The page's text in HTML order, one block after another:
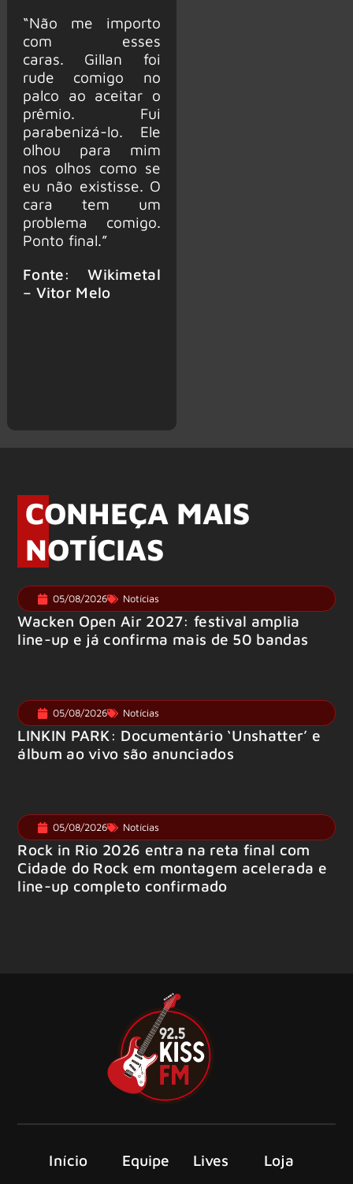
“Não me importo
com esses
caras. Gillan foi
rude comigo no
palco ao aceitar o
prêmio. Fui
parabenizá-lo. Ele
olhou para mim
nos olhos como se
eu não existisse. O
cara tem um
problema comigo.
Ponto final.”
Fonte: Wikimetal
– Vitor Melo
CONHEÇA MAIS
NOTÍCIAS
05/08/2026 Notícias
Wacken Open Air 2027: festival amplia
line-up e já confirma mais de 50 bandas
05/08/2026 Notícias
LINKIN PARK: Documentário ‘Unshatter’ e
álbum ao vivo são anunciados
05/08/2026 Notícias
Rock in Rio 2026 entra na reta final com
Cidade do Rock em montagem acelerada e
line-up completo confirmado
Início Equipe Lives Loja